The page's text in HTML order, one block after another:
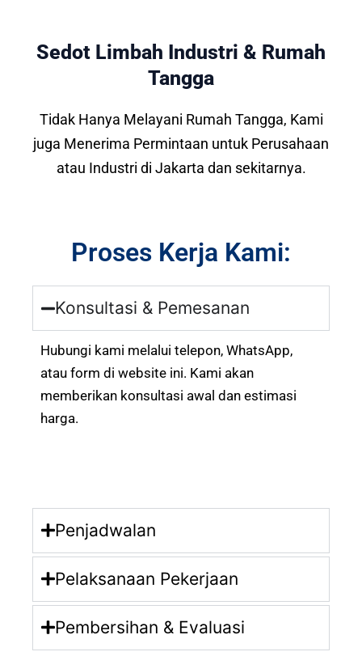
Sedot Limbah Industri & Rumah
Tangga
Tidak Hanya Melayani Rumah Tangga, Kami
juga Menerima Permintaan untuk Perusahaan
atau Industri di Jakarta dan sekitarnya.
Proses Kerja Kami:
Konsultasi & Pemesanan
Hubungi kami melalui telepon, WhatsApp,
atau form di website ini. Kami akan
memberikan konsultasi awal dan estimasi
harga.
Penjadwalan
Pelaksanaan Pekerjaan
Pembersihan & Evaluasi